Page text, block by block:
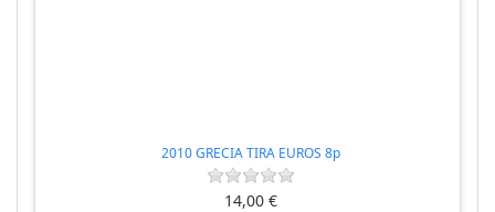
2010 GRECIA TIRA EUROS 8p
14,00 €